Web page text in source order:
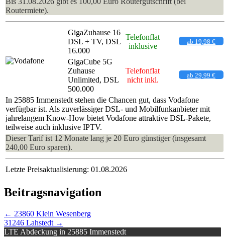
Routermiete).
GigaZuhause 16
DSL + TV, DSL
16.000
Telefonflat
inklusive
ab 19,98 €
GigaCube 5G
Zuhause
Unlimited, DSL
500.000
Telefonflat
nicht inkl.
ab 29,99 €
In 25885 Immenstedt stehen die Chancen gut, dass Vodafone
verfügbar ist. Als zuverlässiger DSL- und Mobilfunkanbieter mit
jahrelangem Know-How bietet Vodafone attraktive DSL-Pakete,
teilweise auch inklusive IPTV.
Dieser Tarif ist 12 Monate lang je 20 Euro günstiger (insgesamt
240,00 Euro sparen).
Letzte Preisaktualisierung: 01.08.2026
Beitragsnavigation
← 23860 Klein Wesenberg
31246 Lahstedt →
LTE Abdeckung in 25885 Immenstedt